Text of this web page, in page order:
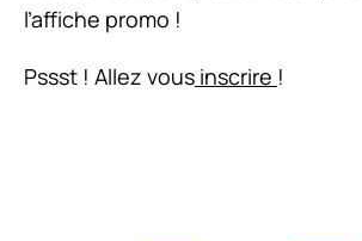
l’affiche promo !
Pssst ! Allez vous inscrire !